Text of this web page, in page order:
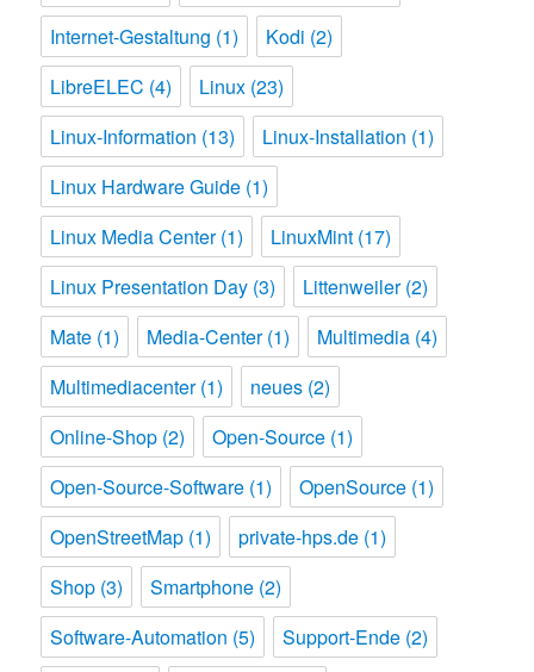
Internet-Gestaltung (1) Kodi (2)
LibreELEC (4) Linux (23)
Linux-Information (13) Linux-Installation (1)
Linux Hardware Guide (1)
Linux Media Center(1) LinuxMint (17)
Linux Presentation Day (3) Littenweiler(2)
Mate (1) Media-Center(1) Multimedia (4)
Multimediacenter(1) neues (2)
Online-Shop (2) Open-Source (1)
Open-Source-Software (1) OpenSource (1)
OpenStreetMap (1) private-hps.de (1)
Shop (3) Smartphone (2)
Software-Automation (5) Support-Ende (2)